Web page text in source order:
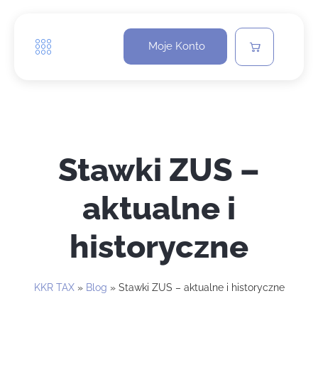
Moje Konto
Stawki ZUS –
aktualne i
historyczne
KKR TAX» Blog » Stawki ZUS – aktualne i historyczne